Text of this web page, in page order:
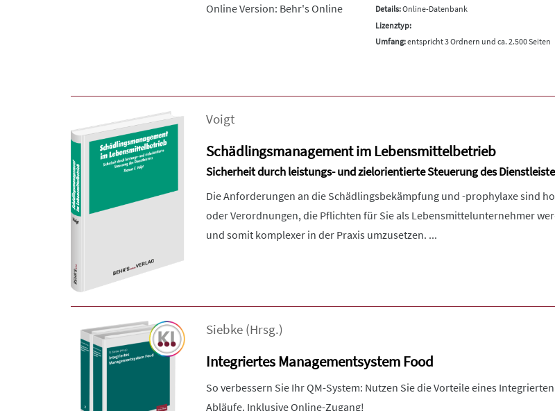
Online Version: Behr's Online Details:Online-Datenbank
Lizenztyp:
Umfang:entspricht 3 Ordnern und ca. 2.500 Seiten
Voigt
Schädlingsmanagement im Lebensmittelbetrieb
Sicherheit durch leistungs- und zielorientierte Steuerung des
Die Anforderungen an die Schädlingsbekämpfung und -prophylaxe sind
oder Verordnungen, die Pflichten für Sie als Lebensmittelunternehmer
und somit komplexer in der Praxis umzusetzen. ...
Siebke (Hrsg.)
Integriertes Managementsystem Food
So verbessern Sie Ihr QM-System: Nutzen Sie die Vorteile eines
Abläufe. Inklusive Online-Zugang!